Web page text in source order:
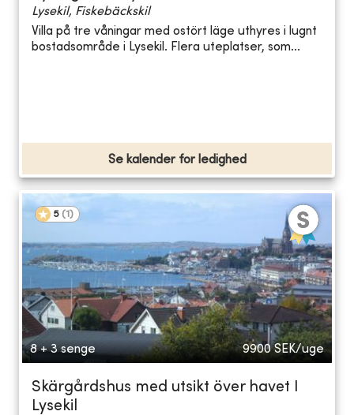
Lysekil, Fiskebäckskil
Villa på tre våningar med ostört läge uthyres i lugnt
bostadsområde i Lysekil. Flera uteplatser, som...
Se kalender for ledighed
5 (1 )
8 + 3 senge 9900 SEK/uge
Skärgårdshus med utsikt över havet I
Lysekil